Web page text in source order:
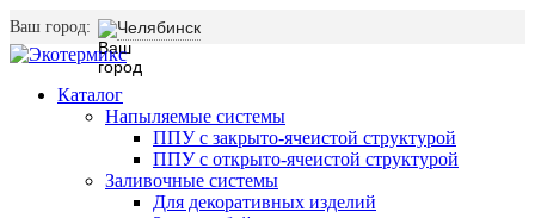
Ваш город: Челябинск
Каталог
Напыляемые системы
ППУ с закрыто-ячеистой структурой
ППУ с открыто-ячеистой структурой
Заливочные системы
Для декоративных изделий